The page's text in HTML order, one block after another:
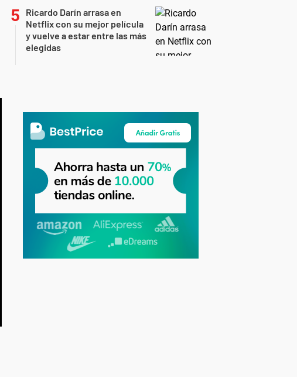
Ricardo Darín arrasa en
Netflix con su mejor película
y vuelve a estar entre las más
elegidas